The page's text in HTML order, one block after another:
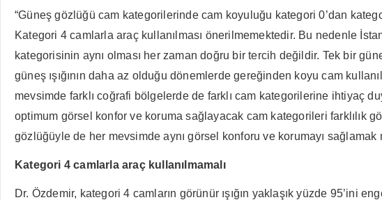
“Güneş gözlüğü cam kategorilerinde cam koyuluğu kategori 0’dan
Kategori 4 camlarla araç kullanılması önerilmemektedir. Bu nedenle
kategorisinin aynı olması her zaman doğru bir tercih değildir. Tek bir
güneş ışığının daha az olduğu dönemlerde gereğinden koyu cam
mevsimde farklı coğrafi bölgelerde de farklı cam kategorilerine ihtiyaç
optimum görsel konfor ve koruma sağlayacak cam kategorileri farklılık
gözlüğüyle de her mevsimde aynı görsel konforu ve korumayı sağlamak
Kategori 4 camlarla araç kullanılmamalı
Dr. Özdemir, kategori 4 camların görünür ışığın yaklaşık yüzde 95’ini